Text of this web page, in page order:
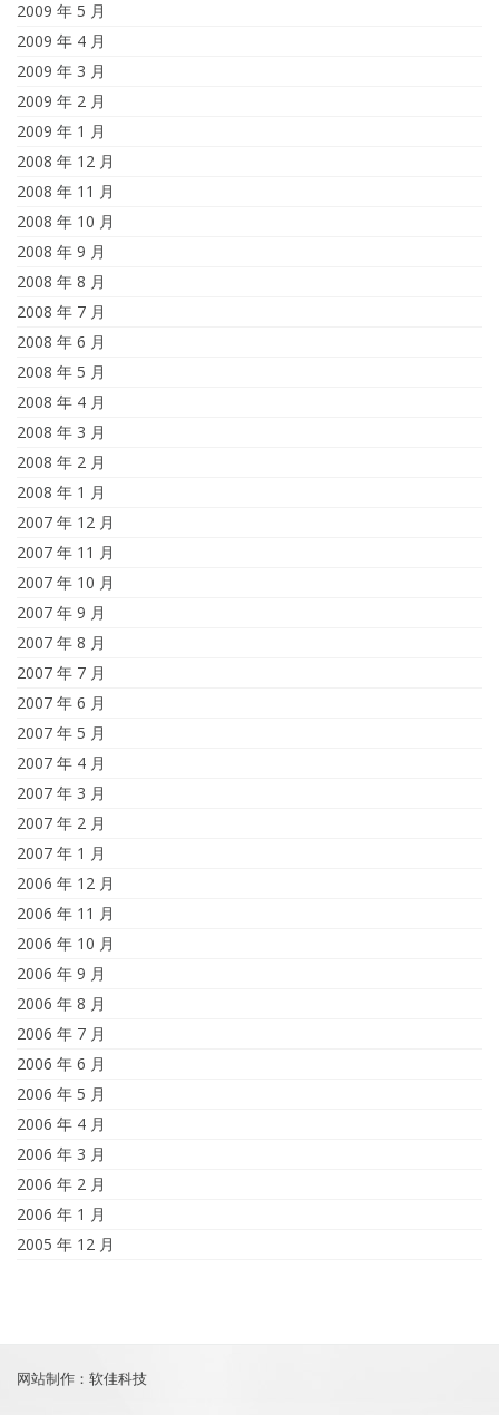
2009 年 5 月
2009 年 4 月
2009 年 3 月
2009 年 2 月
2009 年 1 月
2008 年 12 月
2008 年 11 月
2008 年 10 月
2008 年 9 月
2008 年 8 月
2008 年 7 月
2008 年 6 月
2008 年 5 月
2008 年 4 月
2008 年 3 月
2008 年 2 月
2008 年 1 月
2007 年 12 月
2007 年 11 月
2007 年 10 月
2007 年 9 月
2007 年 8 月
2007 年 7 月
2007 年 6 月
2007 年 5 月
2007 年 4 月
2007 年 3 月
2007 年 2 月
2007 年 1 月
2006 年 12 月
2006 年 11 月
2006 年 10 月
2006 年 9 月
2006 年 8 月
2006 年 7 月
2006 年 6 月
2006 年 5 月
2006 年 4 月
2006 年 3 月
2006 年 2 月
2006 年 1 月
2005 年 12 月
网站制作：软佳科技